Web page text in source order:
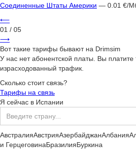
Соединенные Штаты Америки — 0.01 €/
⟵
01 / 05
⟶
Вот такие тарифы бывают на Drimsim
У нас нет абонентской платы. Вы платите
израсходованный трафик.
Сколько стоит связь?
Тарифы на связь
Я сейчас в Испании
АвстралияАвстрияАзербайджанАлбания
и ГерцеговинаБразилияБуркина